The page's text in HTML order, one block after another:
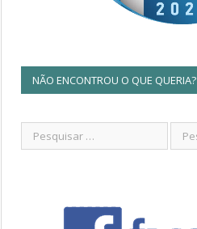
NÃO ENCONTROU O QUE QUERIA?